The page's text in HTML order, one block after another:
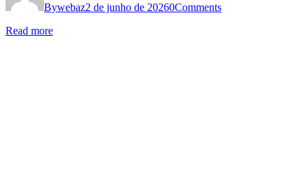
Bywebaz2 de junho de 20260Comments
Read more